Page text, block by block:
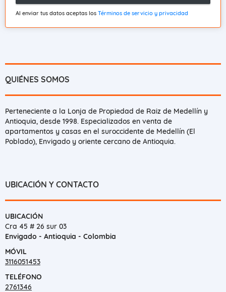
Al enviar tus datos aceptas los Términos de servicio y privacidad
QUIÉNES SOMOS
Perteneciente a la Lonja de Propiedad de Raiz de Medellín y
Antioquia, desde 1998. Especializados en venta de
apartamentos y casas en el suroccidente de Medellín (El
Poblado), Envigado y oriente cercano de Antioquia.
UBICACIÓN Y CONTACTO
UBICACIÓN
Cra 45 # 26 sur 03
Envigado - Antioquia - Colombia
MÓVIL
3116051453
TELÉFONO
2761346